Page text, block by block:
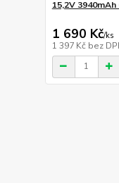
15,2V
1 690 Kč/ks
1 397 Kč bez